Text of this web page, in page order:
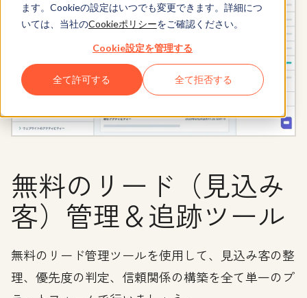
ます。Cookieの設定はいつでも変更できます。詳細につ
いては、当社のCookieポリシーをご確認ください。
Cookie設定を管理する
全て許可する 全て拒否する
無料のリード（見込み
客）管理＆追跡ツール
無料のリード管理ツールを使用して、見込み客の整
理、優先度の判定、信頼関係の構築を全て単一のプ